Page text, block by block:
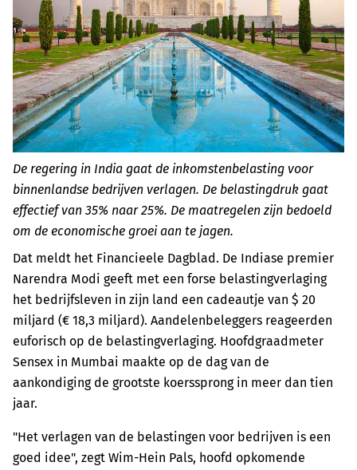
De regering in India gaat de inkomstenbelasting voor
binnenlandse bedrijven verlagen. De belastingdruk gaat
effectief van 35% naar 25%. De maatregelen zijn bedoeld
om de economische groei aan te jagen.
Dat meldt het Financieele Dagblad. De Indiase premier
Narendra Modi geeft met een forse belastingverlaging
het bedrijfsleven in zijn land een cadeautje van $ 20
miljard (€ 18,3 miljard). Aandelenbeleggers reageerden
euforisch op de belastingverlaging. Hoofdgraadmeter
Sensex in Mumbai maakte op de dag van de
aankondiging de grootste koerssprong in meer dan tien
jaar.
"Het verlagen van de belastingen voor bedrijven is een
goed idee", zegt Wim-Hein Pals, hoofd opkomende